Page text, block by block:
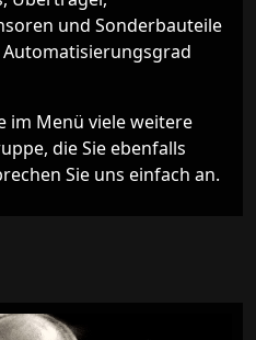
und Sonderbauteile
im Menü viele weitere
die Sie ebenfalls
Sie uns einfach an.